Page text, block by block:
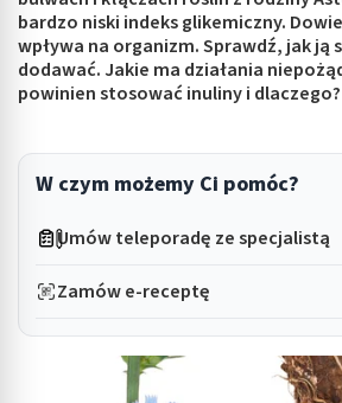
submenu: Intymne
submenu: Wellness
bardzo niski indeks glikemiczny.
wpływa na organizm. Sprawdź, jak ją
dodawać. Jakie ma działania
powinien stosować inuliny i dlaczego?
W czym możemy Ci pomóc?
Umów teleporadę ze specjalistą
Zamów e-receptę